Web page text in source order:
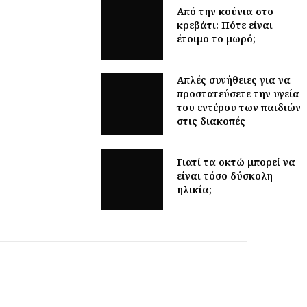
Από την κούνια στο
κρεβάτι: Πότε είναι
έτοιμο το μωρό;
Απλές συνήθειες για να
προστατεύσετε την υγεία
του εντέρου των παιδιών
στις διακοπές
Γιατί τα οκτώ μπορεί να
είναι τόσο δύσκολη
ηλικία;